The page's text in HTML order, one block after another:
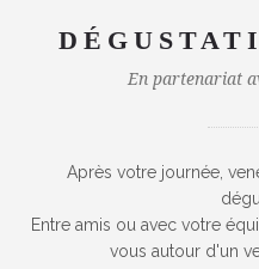
En partenariat
Après votre journée,
Entre amis ou avec votre
vous autour d'un